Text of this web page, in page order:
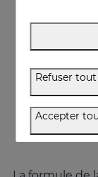
26.95
Refuser tout
Accepter